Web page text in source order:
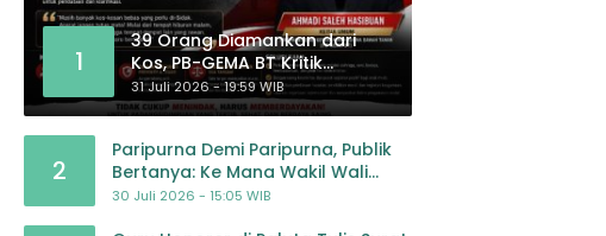
1
39 Orang Diamankan dari
Kos, PB-GEMA BT Kritik
Pengawasan: Jangan Tunggu
Masyarakat Bergerak Baru
31 Juli 2026 - 19:59 WIB
2
Paripurna Demi Paripurna, Publik
Bertanya: Ke Mana Wakil Wali
Kota Padangsidimpuan?
30 Juli 2026 - 15:05 WIB